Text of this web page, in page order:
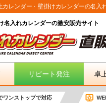
レンダー・壁掛けカレンダーの名入
名入れカレンダーの激安販売サイト
リピート発注 卓
ワンストップで対応